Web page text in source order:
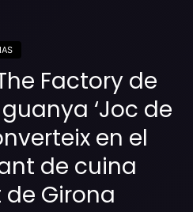
Factory de
guanya ‘Joc de
en el
de cuina
Girona